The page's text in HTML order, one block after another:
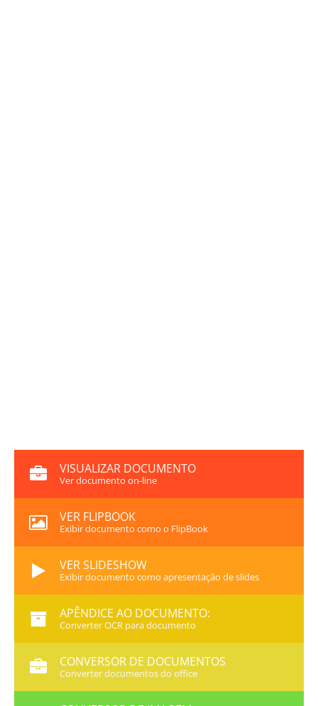
VISUALIZAR DOCUMENTO
Ver documento on-line
VER FLIPBOOK
Exibir documento como o FlipBook
VER SLIDESHOW
Exibir documento como apresentação de slides
APÊNDICE AO DOCUMENTO:
Converter OCR para documento
CONVERSOR DE DOCUMENTOS
Converter documentos do office